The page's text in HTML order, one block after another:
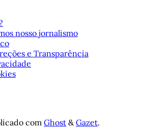
nosso jornalismo
e Transparência
com Ghost & Gazet.